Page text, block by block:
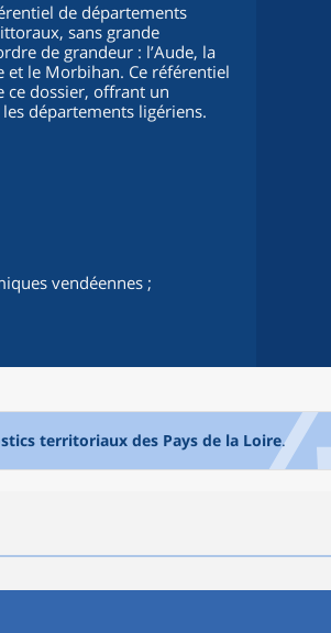
de départements
sans grande
de grandeur : l’Aude, la
et le Morbihan. Ce référentiel
ce dossier, offrant un
départements ligériens.
vendéennes ;
territoriaux des Pays de la Loire.